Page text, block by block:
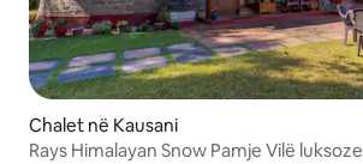
Chalet në Kausani
Rays Himalayan Snow Pamje Vilë luksoze